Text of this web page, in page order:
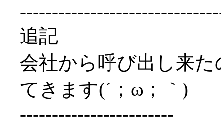
追記
会社から呼び出し来
てきます(´；ω；｀)
------------------------